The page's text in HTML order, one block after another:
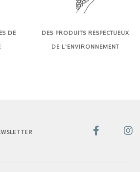
DE
DES PRODUITS RESPECTUEUX
DE L'ENVIRONNEMENT